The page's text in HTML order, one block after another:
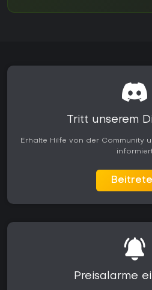
Tritt unserem
Erhalte Hilfe von der Community
Preisalarme